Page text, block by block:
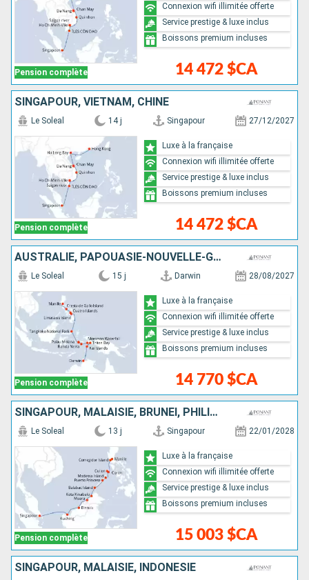
Pension complète 14 472 $CA
Connexion wifi illimitée offerte
Service prestige & luxe inclus
Boissons premium incluses
SINGAPOUR, VIETNAM, CHINE
Pension complète
Le Soleal 14 j Singapour 27/12/2027
14 472 $CA
Luxe à la française
Connexion wifi illimitée offerte
Service prestige & luxe inclus
Boissons premium incluses
AUSTRALIE, PAPOUASIE-NOUVELLE-GUINÉE, INDONÉSIE, PHILIPPINES
Pension complète
Le Soleal 15 j Darwin 28/08/2027
14 770 $CA
Luxe à la française
Connexion wifi illimitée offerte
Service prestige & luxe inclus
Boissons premium incluses
SINGAPOUR, MALAISIE, BRUNEI, PHILIPPINES
Pension complète
Le Soleal 13 j Singapour 22/01/2028
15 003 $CA
Luxe à la française
Connexion wifi illimitée offerte
Service prestige & luxe inclus
Boissons premium incluses
SINGAPOUR, MALAISIE, INDONÉSIE